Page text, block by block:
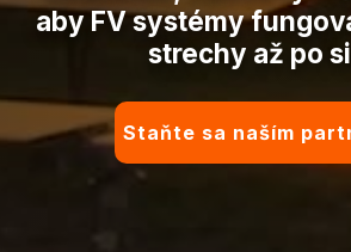
aby FV systémy
strechy až po
Staňte sa naším